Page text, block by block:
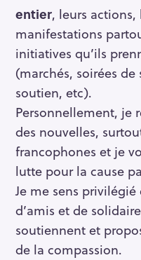
entier, leurs actions,
manifestations
initiatives qu’ils
(marchés, soirées
soutien, etc).
Personnellement, je
des nouvelles,
francophones et je
lutte pour la cause
Je me sens
d’amis et de
soutiennent et
de la compassion.